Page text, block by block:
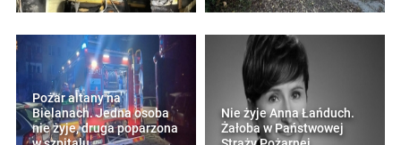
Pożar altany na
Bielanach. Jedna osoba
nie żyje, druga poparzona
Nie żyje Anna Łańduch.
Żałoba w Państwowej